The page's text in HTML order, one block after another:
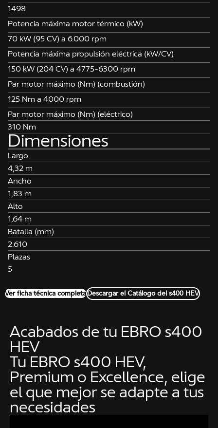
1498
Potencia máxima motor térmico (kW)
70 kW (95 CV) a 6.000 rpm
Potencia máxima propulsión eléctrica (kW/CV)
150 kW (204 CV) a 4775-6300 rpm
Par motor máximo (Nm) (combustión)
125 Nm a 4000 rpm
Par motor máximo (Nm) (eléctrico)
310 Nm
Dimensiones
Largo
4,32 m
Ancho
1,83 m
Alto
1,64 m
Batalla (mm)
2.610
Plazas
5
Ver ficha técnica completaDescargar el Catálogo del s400 HEV
Acabados de tu EBRO s400
HEV
Tu EBRO s400 HEV,
Premium o Excellence, elige
el que mejor se adapte a tus
necesidades